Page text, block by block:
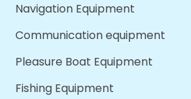
Navigation Equipment
Communication equipment
Pleasure Boat Equipment
Fishing Equipment